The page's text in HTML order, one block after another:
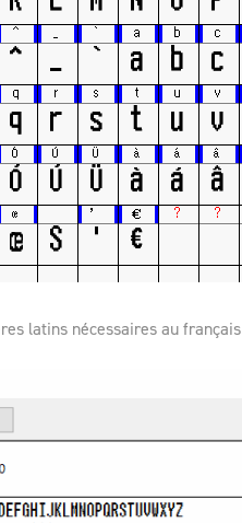
latins nécessaires au français